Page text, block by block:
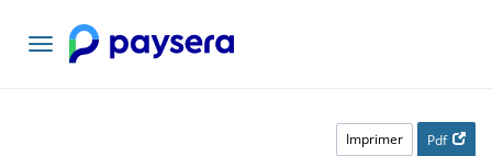
Basculer
Imprimer Pdf